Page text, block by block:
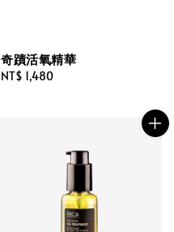
奇蹟活氧精華
Regular
NT$ 1,480